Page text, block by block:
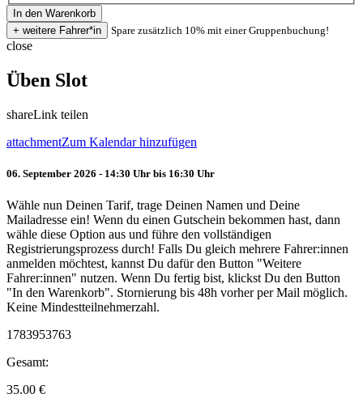
Spare zusätzlich 10% mit einer Gruppenbuchung!
close
Üben Slot
shareLink teilen
attachmentZum Kalendar hinzufügen
06. September 2026 - 14:30 Uhr bis 16:30 Uhr
Wähle nun Deinen Tarif, trage Deinen Namen und Deine
Mailadresse ein! Wenn du einen Gutschein bekommen hast, dann
wähle diese Option aus und führe den vollständigen
Registrierungsprozess durch! Falls Du gleich mehrere Fahrer:innen
anmelden möchtest, kannst Du dafür den Button "Weitere
Fahrer:innen" nutzen. Wenn Du fertig bist, klickst Du den Button
"In den Warenkorb". Stornierung bis 48h vorher per Mail möglich.
Keine Mindestteilnehmerzahl.
1783953763
Gesamt:
35.00 €